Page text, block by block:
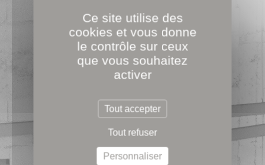
Ce site utilise des
cookies et vous donne
le contrôle sur ceux
que vous souhaitez
activer
Tout accepter
Tout refuser
Personnaliser